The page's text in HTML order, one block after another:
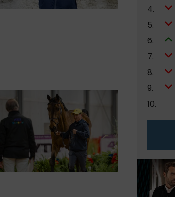
4.
5.
6.
7.
8.
9.
10.